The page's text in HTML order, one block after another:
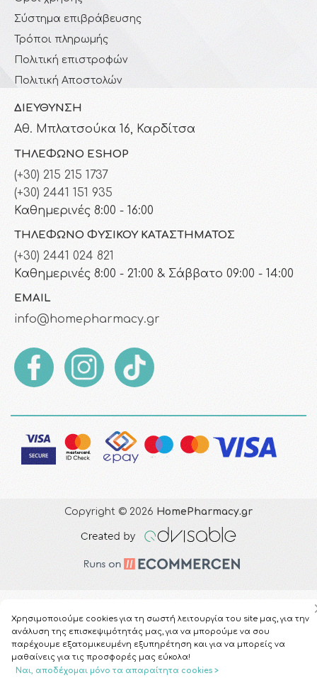
Σύστημα επιβράβευσης
Τρόποι πληρωμής
Πολιτική επιστροφών
Πολιτική Αποστολών
ΔΙΕΎΘΥΝΣΗ
Αθ. Μπλατσούκα 16, Καρδίτσα
ΤΗΛΈΦΩΝΟ ESHOP
(+30) 215 215 1737
(+30) 2441 151 935
Καθημερινές 8:00 - 16:00
ΤΗΛΈΦΩΝΟ ΦΥΣΙΚΟΎ ΚΑΤΑΣΤΉΜΑΤΟΣ
(+30) 2441 024 821
Καθημερινές 8:00 - 21:00 & Σάββατο 09:00 - 14:00
EMAIL
info@homepharmacy.gr
Copyright © 2026 HomePharmacy.gr
Χρησιμοποιούμε cookies για τη σωστή λειτουργία του site μας, για την
ανάλυση της επισκεψιμότητάς μας, για να μπορούμε να σου
παρέχουμε εξατομικευμένη εξυπηρέτηση και για να μπορείς να
μαθαίνεις για τις προσφορές μας εύκολα!
Ναι, αποδέχομαι μόνο τα απαραίτητα cookies >